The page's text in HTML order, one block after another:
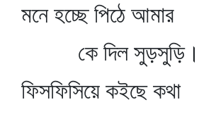
মনে হচ্ছে পিঠে আমার
কে দিল সুড়সুড়ি।
ফিসফিসিয়ে কইছে কথা